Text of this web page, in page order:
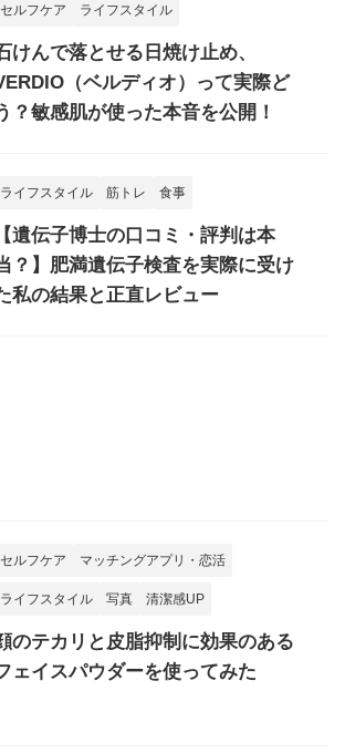
セルフケア ライフスタイル
けんで落とせる日焼け止め、
（ベルディオ）って実際ど
？敏感肌が使った本音を公開！
ライフスタイル 筋トレ 食事
【遺伝子博士の口コミ・評判は本
？】肥満遺伝子検査を実際に受け
私の結果と正直レビュー
セルフケア マッチングアプリ・恋活
ライフスタイル 写真 清潔感UP
のテカリと皮脂抑制に効果のある
ェイスパウダーを使ってみた